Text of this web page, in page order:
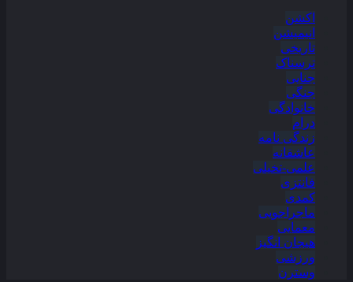
اکشن
انیمیشن
تاریخی
ترسناک
جنایی
جنگی
خانوادگی
درام
زندگی نامه
عاشقانه
علمی-تخیلی
فانتزی
کمدی
ماجراجویی
معمایی
هیجان انگیز
ورزشی
وسترن